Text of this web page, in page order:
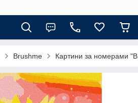
Brushme Картини за номерами